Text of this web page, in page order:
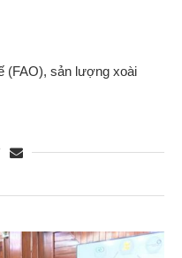
(FAO), sản lượng xoài